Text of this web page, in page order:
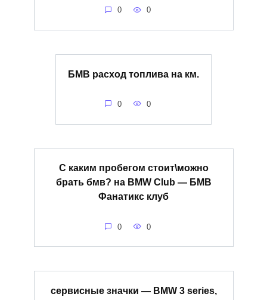
0 0
БМВ расход топлива на км.
0 0
С каким пробегом стоит\можно
брать бмв? на BMW Club — БМВ
Фанатикс клуб
0 0
сервисные значки — BMW 3 series,